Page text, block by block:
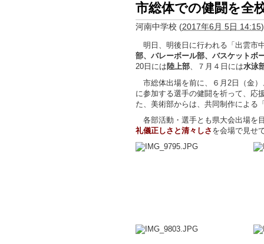
市総体での健闘を全
河南中学校 (2017年6月 5日 14:15)
明日、明後日に行われる「出雲市
部、バレーボール部、バスケットボ
20日には 陸上部 、７月４日には水泳
市総体出場を前に、６月2日（金
に参加する選手の健闘を祈って、応
た、美術部からは、共同制作による
各部活動・選手とも県大会出場を
礼儀正しさと清々しさ を会場で見せ